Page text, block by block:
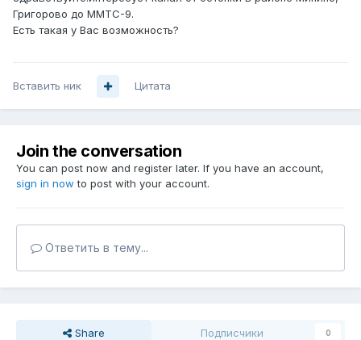
Григорово до ММТС-9.
Есть такая у Вас возможность?
Вставить ник Цитата
Join the conversation
You can post now and register later. If you have an account,
sign in now to post with your account.
Ответить в тему...
Share Подписчики 0